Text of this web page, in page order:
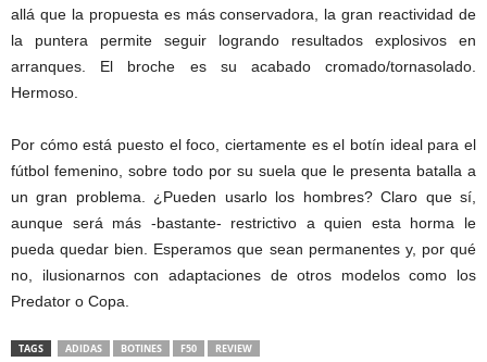
allá que la propuesta es más conservadora, la gran reactividad de
la puntera permite seguir logrando resultados explosivos en
arranques. El broche es su acabado cromado/tornasolado.
Hermoso.
Por cómo está puesto el foco, ciertamente es el botín ideal para el
fútbol femenino, sobre todo por su suela que le presenta batalla a
un gran problema. ¿Pueden usarlo los hombres? Claro que sí,
aunque será más -bastante- restrictivo a quien esta horma le
pueda quedar bien. Esperamos que sean permanentes y, por qué
no, ilusionarnos con adaptaciones de otros modelos como los
Predator o Copa.
TAGS ADIDAS BOTINES F50 REVIEW